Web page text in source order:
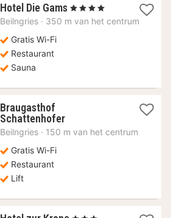
Hotel Die Gams 1
nacht
, 4 Sterren
Beilngries · 350 m van het centrum
Gratis Wi-Fi
Restaurant
Sauna
Braugasthof
Schattenhofer1
nacht
Beilngries · 150 m van het centrum
Gratis Wi-Fi
Restaurant
Lift